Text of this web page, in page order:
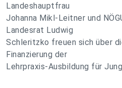
Landeshauptfrau
Johanna Mikl-Leitner und
Landesrat Ludwig
Schleritzko freuen sich über
Finanzierung der
Lehrpraxis-Ausbildung für